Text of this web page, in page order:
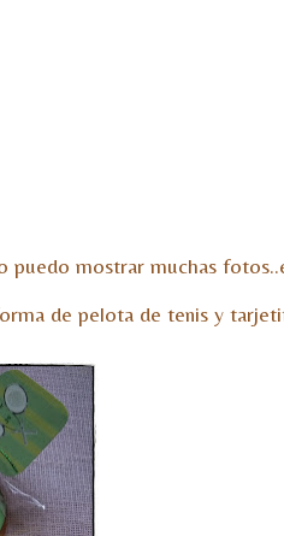
mostrar muchas
de pelota de tenis y